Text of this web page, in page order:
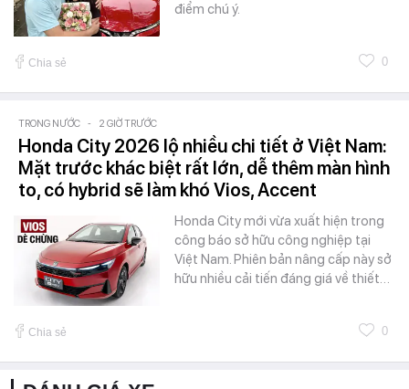
điểm chú ý.
Chia sẻ 0
TRONG NƯỚC - 2 GIỜ TRƯỚC
Honda City 2026 lộ nhiều chi tiết ở Việt Nam:
Mặt trước khác biệt rất lớn, dễ thêm màn hình
to, có hybrid sẽ làm khó Vios, Accent
Honda City mới vừa xuất hiện trong
công báo sở hữu công nghiệp tại
Việt Nam. Phiên bản nâng cấp này sở
hữu nhiều cải tiến đáng giá về thiết…
Chia sẻ 0